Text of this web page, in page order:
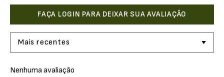
Mais recentes
Nenhuma avaliação